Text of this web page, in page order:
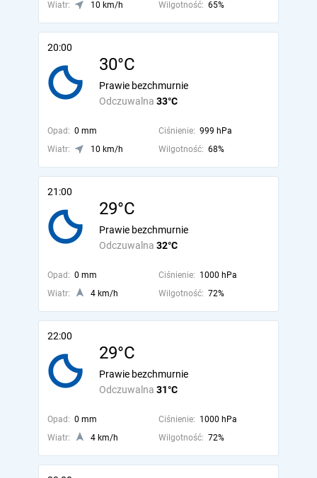
Wiatr:
10 km/h Wilgotność: 65%
20:00
30°C
Odczuwalna 33°C
Prawie bezchmurnie
Opad: 0 mm Ciśnienie: 999 hPa
Wiatr:
10 km/h Wilgotność: 68%
21:00
29°C
Odczuwalna 32°C
Prawie bezchmurnie
Opad: 0 mm Ciśnienie: 1000 hPa
Wiatr:
4 km/h Wilgotność: 72%
22:00
29°C
Odczuwalna 31°C
Prawie bezchmurnie
Opad: 0 mm Ciśnienie: 1000 hPa
Wiatr:
4 km/h Wilgotność: 72%